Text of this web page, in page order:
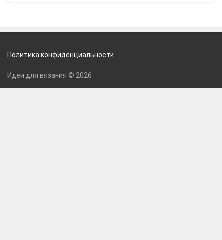
Политика конфиденциальности
Идеи для вязания © 2026